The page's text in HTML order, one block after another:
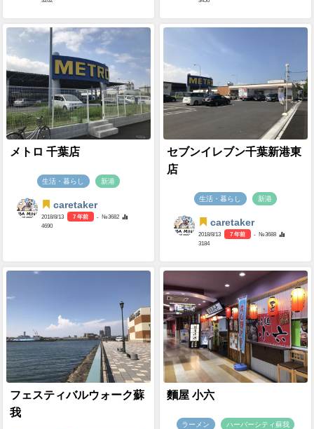
メトロ 千葉店
生活・暮らし 新港
caretaker
2018/8/13 7 年前
- №3682
4690
セブンイレブン千葉新港東
店
生活・暮らし 新港
caretaker
2018/8/13 7 年前
- №3688
3184
フェスティバルウォーク蘇
我
麵屋 小六
ラーメン ハーバーシティ蘇我